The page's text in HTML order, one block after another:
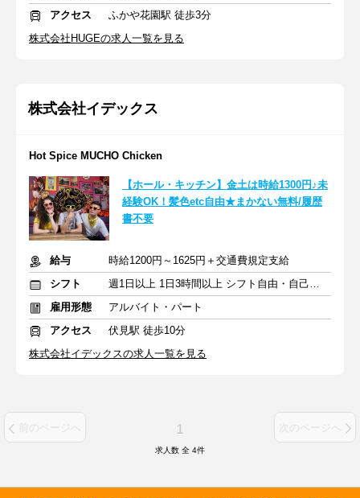
アクセス
ふかや花園駅 徒歩3分
株式会社HUGEの求人一覧を見る
株式会社イデックス
Hot Spice MUCHO Chicken
【ホール・キッチン】金土は時給1300円♪未
経験OK！髪色etc自由★まかない無料/履歴
書不要
給与
時給1200円～1625円＋交通費規定支給
シフト
週1日以上 1日3時間以上 シフト自由・自己申告
雇用形態
アルバイト・パート
アクセス
伏見駅 徒歩10分
株式会社イデックスの求人一覧を見る
前のページへ 1 次のページへ
求人数 全 4件